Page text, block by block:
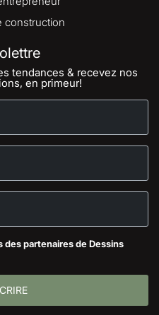
construction
tendances & recevez nos
en primeur!
des partenaires de Dessins